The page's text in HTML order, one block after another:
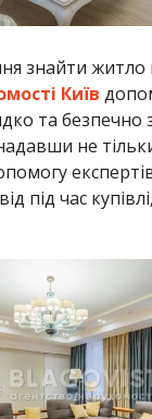
знайти житло
Київ
та безпечно
не
під час